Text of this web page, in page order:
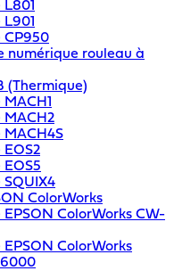
CP950
numérique rouleau à
(Thermique)
ColorWorks
ColorWorks CW-
ColorWorks